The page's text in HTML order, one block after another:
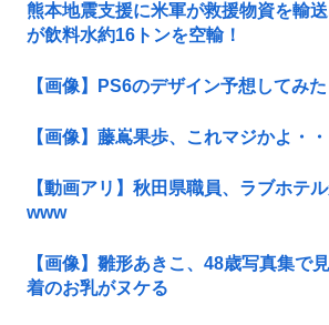
熊本地震支援に米軍が救援物資を輸
が飲料水約16トンを空輸！
【画像】PS6のデザイン予想してみた
【画像】藤嶌果歩、これマジかよ・・
【動画アリ】秋田県職員、ラブホテ
www
【画像】雛形あきこ、48歳写真集で
着のお乳がヌケる